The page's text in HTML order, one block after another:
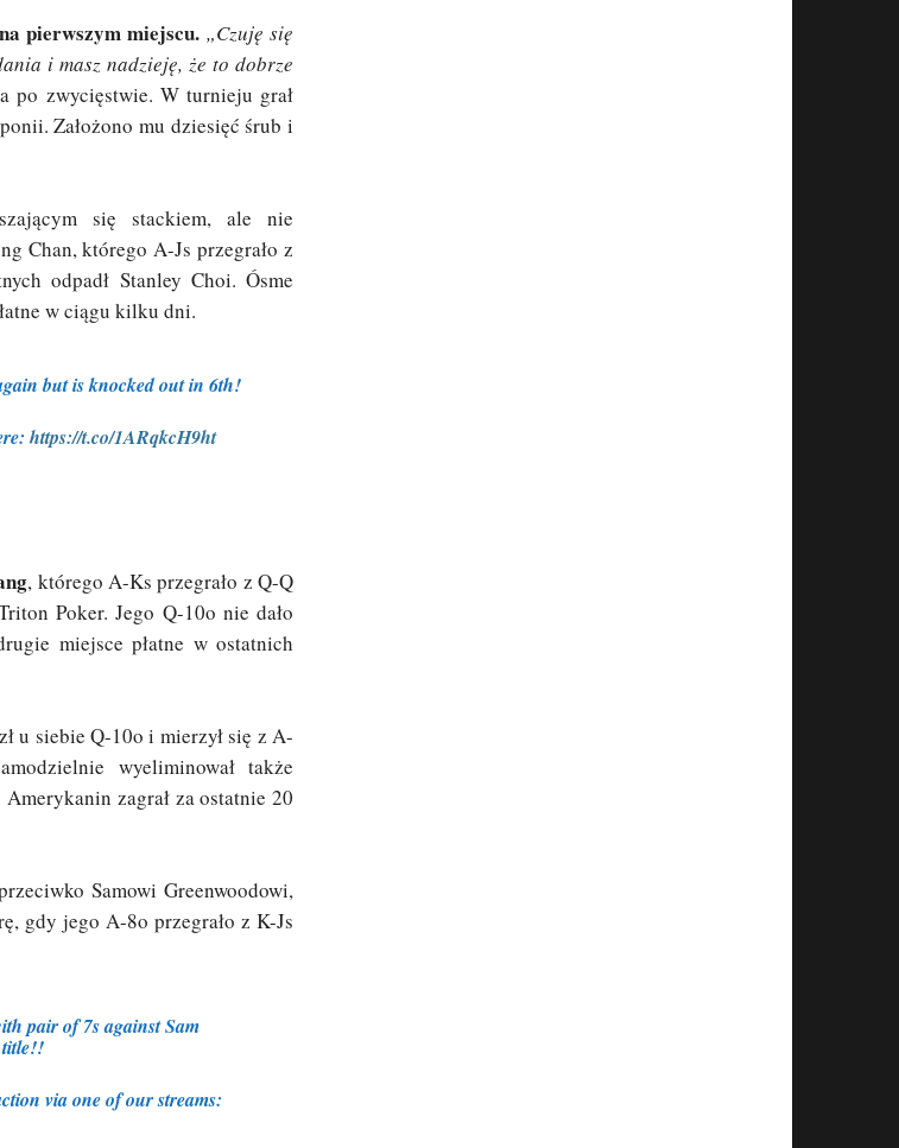
pierwszym miejscu. „Czuję się
i masz nadzieję, że to dobrze
po zwycięstwie. W turnieju grał
Założono mu dziesięć śrub i
się stackiem, ale nie
Chan, którego A-Js przegrało z
odpadł Stanley Choi. Ósme
w ciągu kilku dni.
but is knocked out in 6th!
https://t.co/1ARqkcH9ht
, którego A-Ks przegrało z Q-Q
Poker. Jego Q-10o nie dało
miejsce płatne w ostatnich
u siebie Q-10o i mierzył się z A-
wyeliminował także
zagrał za ostatnie 20
Samowi Greenwoodowi,
gdy jego A-8o przegrało z K-Js
pair of 7s against Sam
title!!
via one of our streams: